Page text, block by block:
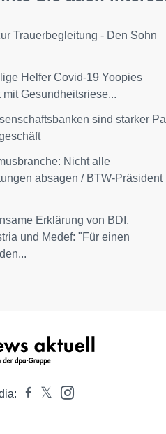
Trauerbegleitung - Den Sohn
Helfer Covid-19 Yoopies
mit Gesundheitsriese...
sind starker
Nicht alle
absagen / BTW-Präsident
Erklärung von BDI,
und Medef: "Für einen